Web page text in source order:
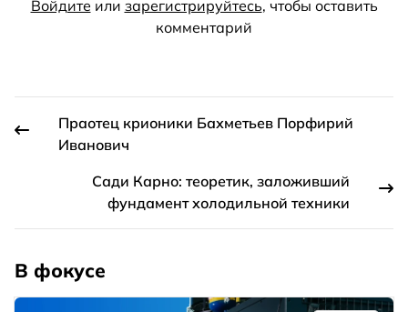
Войдите или зарегистрируйтесь, чтобы оставить
комментарий
Праотец крионики Бахметьев Порфирий
Иванович
Сади Карно: теоретик, заложивший
фундамент холодильной техники
В фокусе